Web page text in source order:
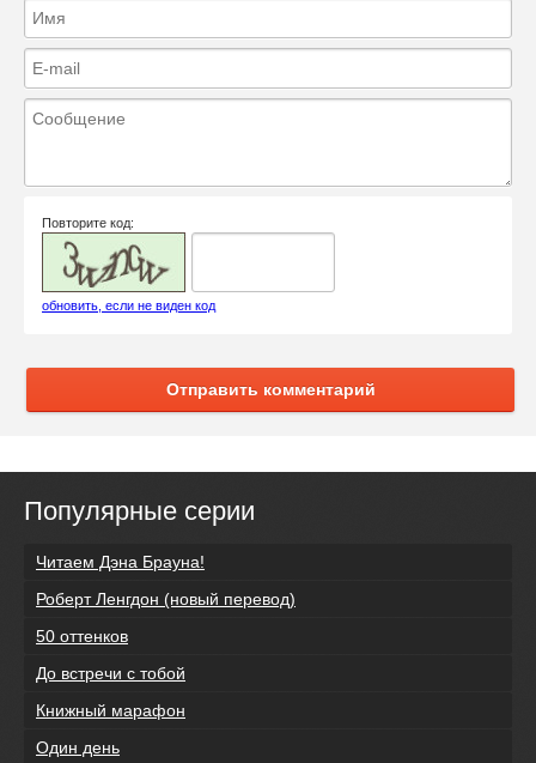
Повторите код:
обновить, если не виден код
Отправить комментарий
Популярные серии
Читаем Дэна Брауна!
Роберт Ленгдон (новый перевод)
50 оттенков
До встречи с тобой
Книжный марафон
Один день